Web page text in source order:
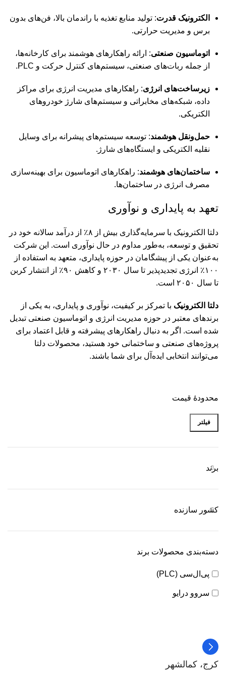
محدودۀ قیمت
فیلتر
برند
کشور سازنده
دسته‌بندی محصولات برند
پی‌ال‌سی (PLC)
سروو درایو
الکترونیک قدرت: تولید منابع تغذیه با راندمان بالا، فن‌های بدون
برس و مدیریت حرارتی.
اتوماسیون صنعتی: ارائه راهکارهای هوشمند برای کارخانه‌ها،
از جمله ربات‌های صنعتی، سیستم‌های کنترل حرکت و PLC.
زیرساخت‌های انرژی: راهکارهای مدیریت انرژی برای مراکز
داده، شبکه‌های مخابراتی و سیستم‌های شارژ خودروهای
الکتریکی.
حمل‌ونقل هوشمند: توسعه سیستم‌های پیشرانه برای وسایل
نقلیه الکتریکی و ایستگاه‌های شارژ.
ساختمان‌های هوشمند: راهکارهای اتوماسیون برای بهینه‌سازی
مصرف انرژی در ساختمان‌ها.
تعهد به پایداری و نوآوری
دلتا الکترونیک با سرمایه‌گذاری بیش از ۸٪ از درآمد سالانه خود در
تحقیق و توسعه، به‌طور مداوم در حال نوآوری است. این شرکت
به‌عنوان یکی از پیشگامان در حوزه پایداری، متعهد به استفاده از
۱۰۰٪ انرژی تجدیدپذیر تا سال ۲۰۳۰ و کاهش ۹۰٪ از انتشار کربن
تا سال ۲۰۵۰ است.
دلتا الکترونیک با تمرکز بر کیفیت، نوآوری و پایداری، به یکی از
برندهای معتبر در حوزه مدیریت انرژی و اتوماسیون صنعتی تبدیل
شده است. اگر به دنبال راهکارهای پیشرفته و قابل اعتماد برای
پروژه‌های صنعتی و ساختمانی خود هستید، محصولات دلتا
می‌توانند انتخابی ایده‌آل برای شما باشند.
کرج، کمالشهر